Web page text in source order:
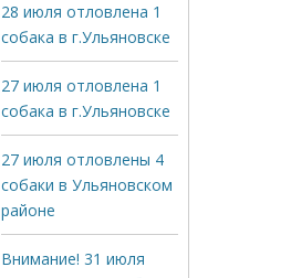
28 июля отловлена 1
собака в г.Ульяновске
27 июля отловлена 1
собака в г.Ульяновске
27 июля отловлены 4
собаки в Ульяновском
районе
Внимание! 31 июля